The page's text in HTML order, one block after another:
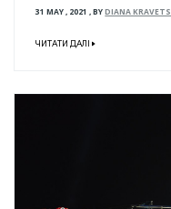
31 MAY , 2021 ,BYDIANA KRAVETS
ЧИТАТИ ДАЛІ